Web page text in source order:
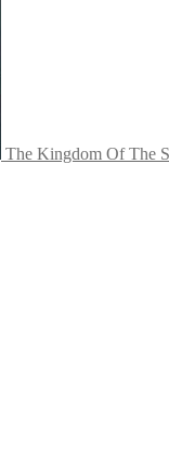
The Kingdom Of The